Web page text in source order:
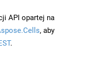
API opartej na
, aby
.